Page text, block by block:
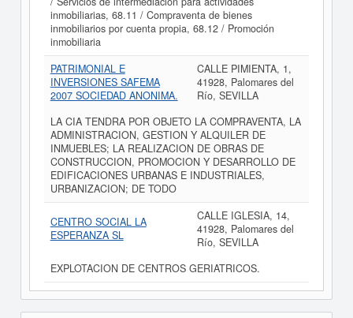
inmobiliarias, 68.11 / Compraventa de bienes
inmobiliarios por cuenta propia, 68.12 / Promoción
inmobiliaria
PATRIMONIAL E
INVERSIONES SAFEMA
2007 SOCIEDAD ANONIMA.
CALLE PIMIENTA, 1,
41928, Palomares del
Río, SEVILLA
LA CIA TENDRA POR OBJETO LA COMPRAVENTA, LA
ADMINISTRACION, GESTION Y ALQUILER DE
INMUEBLES; LA REALIZACION DE OBRAS DE
CONSTRUCCION, PROMOCION Y DESARROLLO DE
EDIFICACIONES URBANAS E INDUSTRIALES,
URBANIZACION; DE TODO
CENTRO SOCIAL LA
ESPERANZA SL
CALLE IGLESIA, 14,
41928, Palomares del
Río, SEVILLA
EXPLOTACION DE CENTROS GERIATRICOS.